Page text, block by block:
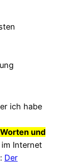
ich habe
Worten und
Internet
Der